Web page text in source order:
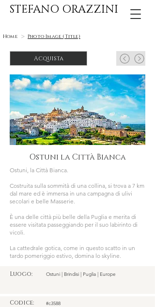
STEFANO ORAZZINI
Home > Photo Image (Title)
Acquista
Ostuni la Città Bianca
Ostuni, la Città Bianca.
Costruita sulla sommità di una collina, si trova a 7 km
dal mare ed è immersa in una campagna di ulivi
secolari e belle Masserie.
È una delle città più belle della Puglia e merita di
essere visitata passeggiando per il suo labirinto di
vicoli.
La cattedrale gotica, come in questo scatto in un
tardo pomeriggio estivo, domina lo skyline.
Luogo: Ostuni | Brindisi | Puglia | Europe
Codice: #c3588